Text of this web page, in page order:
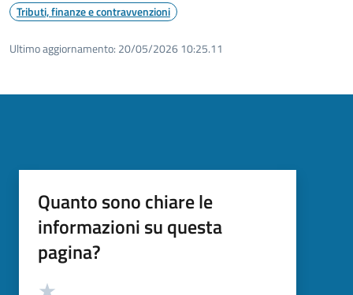
Tributi, finanze e contravvenzioni
Ultimo aggiornamento: 20/05/2026 10:25.11
Quanto sono chiare le
informazioni su questa
pagina?
Valutazione